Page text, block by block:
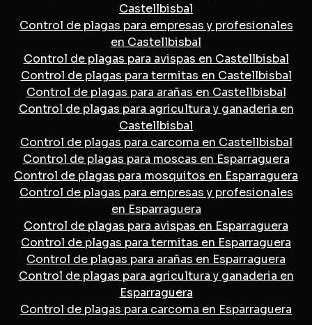
Castellbisbal
Control de plagas para empresas y profesionales
en Castellbisbal
Control de plagas para avispas en Castellbisbal
Control de plagas para termitas en Castellbisbal
Control de plagas para arañas en Castellbisbal
Control de plagas para agricultura y ganaderia en
Castellbisbal
Control de plagas para carcoma en Castellbisbal
Control de plagas para moscas en Esparraguera
Control de plagas para mosquitos en Esparraguera
Control de plagas para empresas y profesionales
en Esparraguera
Control de plagas para avispas en Esparraguera
Control de plagas para termitas en Esparraguera
Control de plagas para arañas en Esparraguera
Control de plagas para agricultura y ganaderia en
Esparraguera
Control de plagas para carcoma en Esparraguera